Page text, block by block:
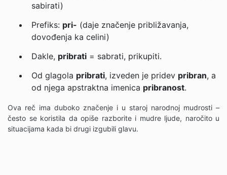
sabirati)
Prefiks: pri- (daje značenje približavanja,
dovođenja ka celini)
Dakle, pribrati = sabrati, prikupiti.
Od glagola pribrati, izveden je pridev pribran, a
od njega apstraktna imenica pribranost.
Ova reč ima duboko značenje i u staroj narodnoj mudrosti –
često se koristila da opiše razborite i mudre ljude, naročito u
situacijama kada bi drugi izgubili glavu.